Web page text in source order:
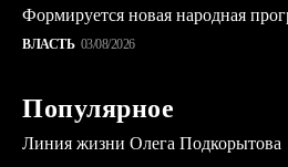
Формируется новая народная
ВЛАСТЬ 03/08/2026
Популярное
Линия жизни Олега Подкорытова